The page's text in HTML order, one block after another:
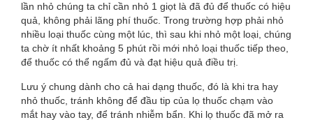
lần nhỏ chúng ta chỉ cần nhỏ 1 giọt là đã đủ để thuốc có hiệu
quả, không phải lãng phí thuốc. Trong trường hợp phải nhỏ
nhiều loại thuốc cùng một lúc, thì sau khi nhỏ một loại, chúng
ta chờ ít nhất khoảng 5 phút rồi mới nhỏ loại thuốc tiếp theo,
để thuốc có thể ngấm đủ và đạt hiệu quả điều trị.
Lưu ý chung dành cho cả hai dạng thuốc, đó là khi tra hay
nhỏ thuốc, tránh không để đầu tip của lọ thuốc chạm vào
mắt hay vào tay, để tránh nhiễm bẩn. Khi lọ thuốc đã mở ra